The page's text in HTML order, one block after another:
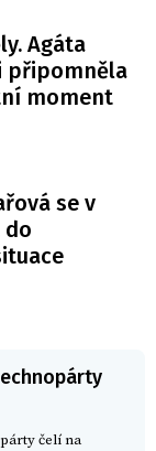
Agáta
připomněla
moment
se v
do
čelí na